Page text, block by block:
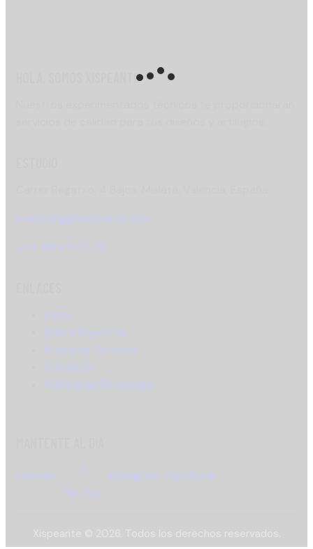
HOLA, SOMOS XISPEANTE
marketing@xispeante.com
+34 681 65 07 75
Inicio
Sobre Nosotros
Nuestros Servicios
Contacto
Política de Privacidad
Linkedin
Tik-tok
Instagram Facebook